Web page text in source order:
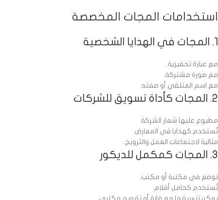
استخدامات المجات المخصصة
1. المجات في الهدايا الشخصية
مع عبارة تحفيزية.
مع صورة مشتركة.
مع اسم المتلقي أو صفته.
2. المجات كأداة تسويق للشركات
مطبوع عليها شعار الشركة.
تُستخدم كهدايا في المعارض.
مثالية لاجتماعات العمل والترويج.
3. المجات كمكمل للديكور
توضع في مكتبة أو مكتب.
تُستخدم كحامل أقلام.
يمكن تنسيقها مع فازة أو تقويم مكتبي.